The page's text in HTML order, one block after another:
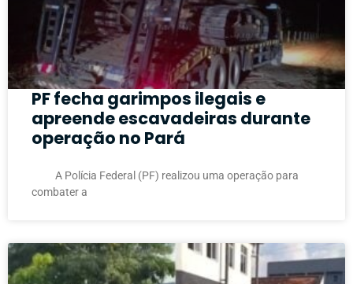
PF fecha garimpos ilegais e
apreende escavadeiras durante
operação no Pará
A Polícia Federal (PF) realizou uma operação para
combater a